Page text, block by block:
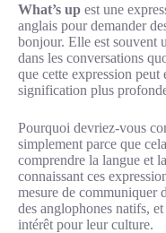
What’s up est une
anglais pour demander
bonjour. Elle est souvent
dans les conversations
que cette expression peut
signification plus
Pourquoi devriez-vous
simplement parce que
comprendre la langue et
connaissant ces
mesure de communiquer
des anglophones natifs,
intérêt pour leur culture.